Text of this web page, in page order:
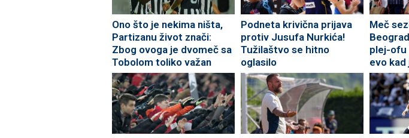
Ono što je nekima ništa,
Partizanu život znači:
Zbog ovoga je dvomeč sa
Tobolom toliko važan
Podneta krivična prijava
protiv Jusufa Nurkića!
Tužilaštvo se hitno
oglasilo
Meč
plej-ofu
evo kad